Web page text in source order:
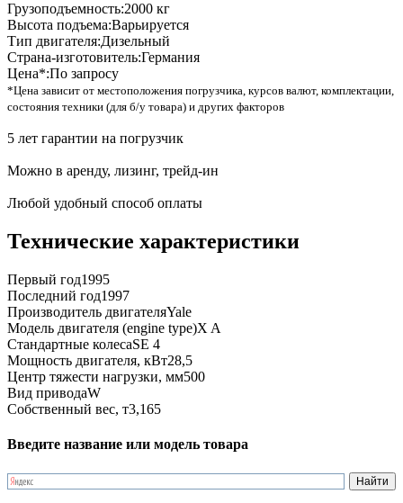
Грузоподъемность:2000 кг
Высота подъема:Варьируется
Тип двигателя:Дизельный
Страна-изготовитель:Германия
Цена*:По запросу
*Цена зависит от местоположения погрузчика, курсов валют, комплектации,
состояния техники (для б/у товара) и других факторов
5 лет гарантии на погрузчик
Можно в аренду, лизинг, трейд-ин
Любой удобный способ оплаты
Технические характеристики
Первый год1995
Последний год1997
Производитель двигателяYale
Модель двигателя (engine type)X A
Стандартные колесаSE 4
Мощность двигателя, кВт28,5
Центр тяжести нагрузки, мм500
Вид приводаW
Собственный вес, т3,165
Введите название или модель товара